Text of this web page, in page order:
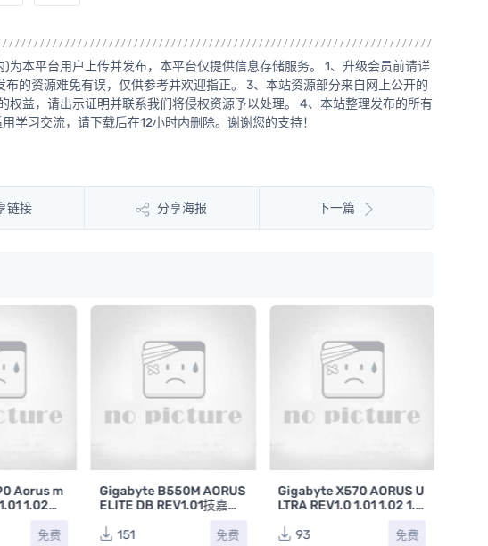
本平台用户上传并发布，本平台仅提供信息存储服务。 1、升级会员前请详
的资源难免有误，仅供参考并欢迎指正。 3、本站资源部分来自网上公开的
权益，请出示证明并联系我们将侵权资源予以处理。 4、本站整理发布的所有
学习交流，请下载后在12小时内删除。谢谢您的支持！
链接 分享海报 下一篇
Aorus m
1.02技
免费
Gigabyte B550M AORUS
ELITE DB REV1.01技嘉电
151
免费
Gigabyte X570 AORUS U
LTRA REV1.0 1.01 1.02 1.1
图合集
93 免费
嘉